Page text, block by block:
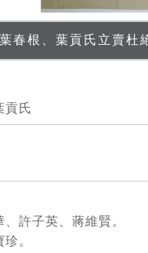
春根、葉貢氏立賣杜
貢氏
許子英、蔣維賢。
。